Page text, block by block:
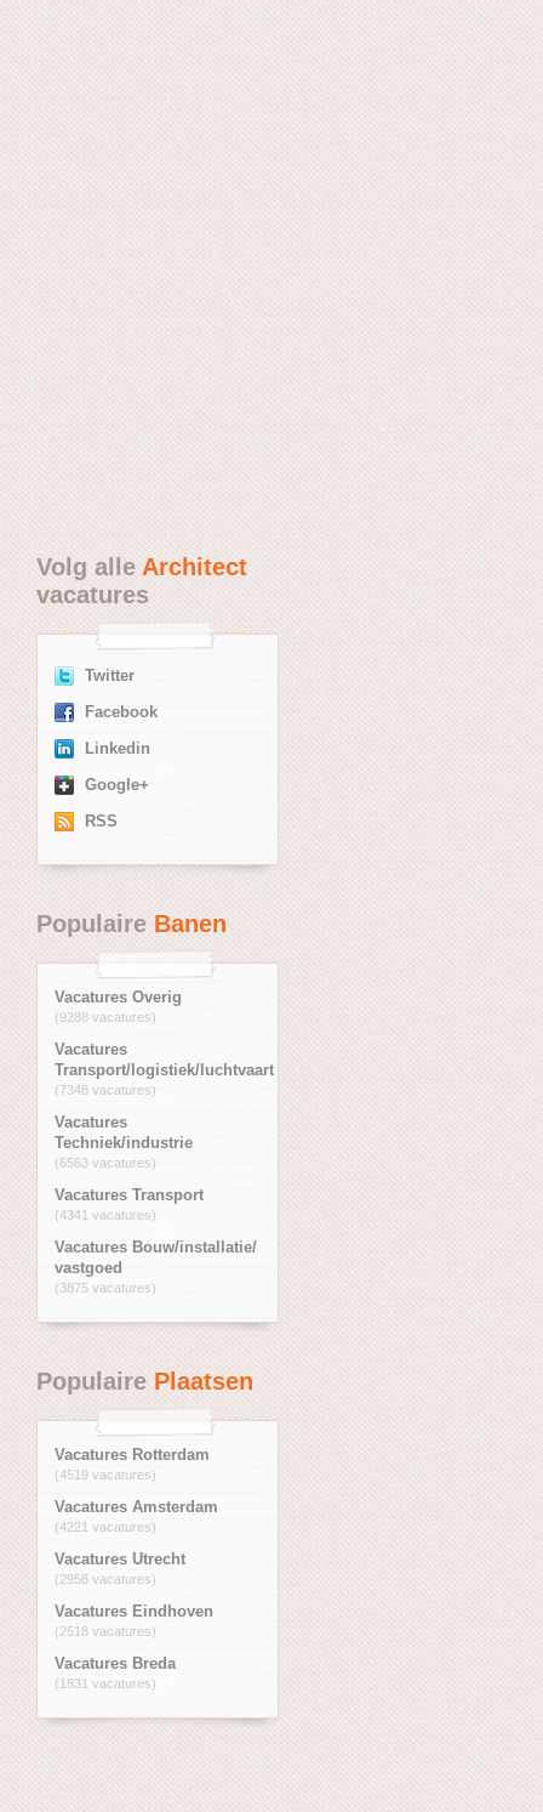
Volg alleArchitect
vacatures
Twitter
Facebook
Linkedin
Google+
RSS
PopulaireBanen
Vacatures Overig
(9288 vacatures)
Vacatures
Transport/logistiek/luchtvaart
(7348 vacatures)
Vacatures
Techniek/industrie
(6563 vacatures)
Vacatures Transport
(4341 vacatures)
Vacatures Bouw/installatie/
vastgoed
(3875 vacatures)
PopulairePlaatsen
Vacatures Rotterdam
(4519 vacatures)
Vacatures Amsterdam
(4221 vacatures)
Vacatures Utrecht
(2958 vacatures)
Vacatures Eindhoven
(2518 vacatures)
Vacatures Breda
(1831 vacatures)